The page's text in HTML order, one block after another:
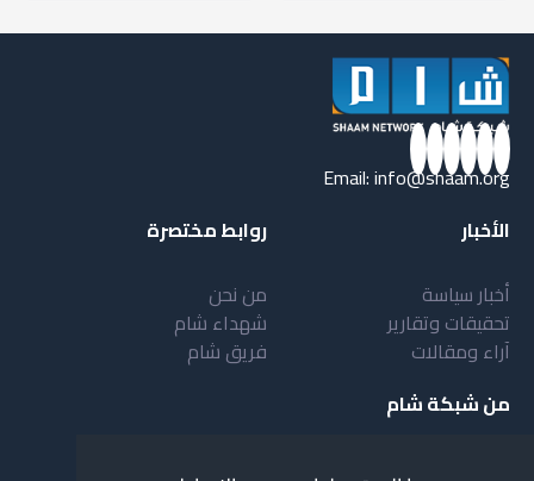
Email:info@shaam.org
الأخبار
أخبار سياسة
تحقيقات وتقارير
آراء ومقالات
روابط مختصرة
من نحن
شهداء شام
فريق شام
من شبكة شام